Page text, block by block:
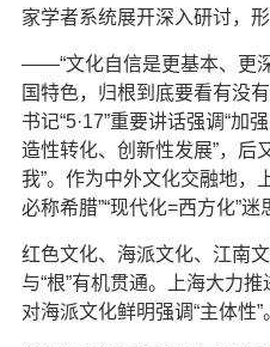
家学者系统展开深入研讨，
——“文化自信是更基本、更
国特色，归根到底要看有没
书记“5·17”重要讲话强调“加
造性转化、创新性发展”，后
我”。作为中外文化交融地，
必称希腊”“现代化=西方化”
红色文化、海派文化、江南
与“根”有机贯通。上海大力
对海派文化鲜明强调“主体性”